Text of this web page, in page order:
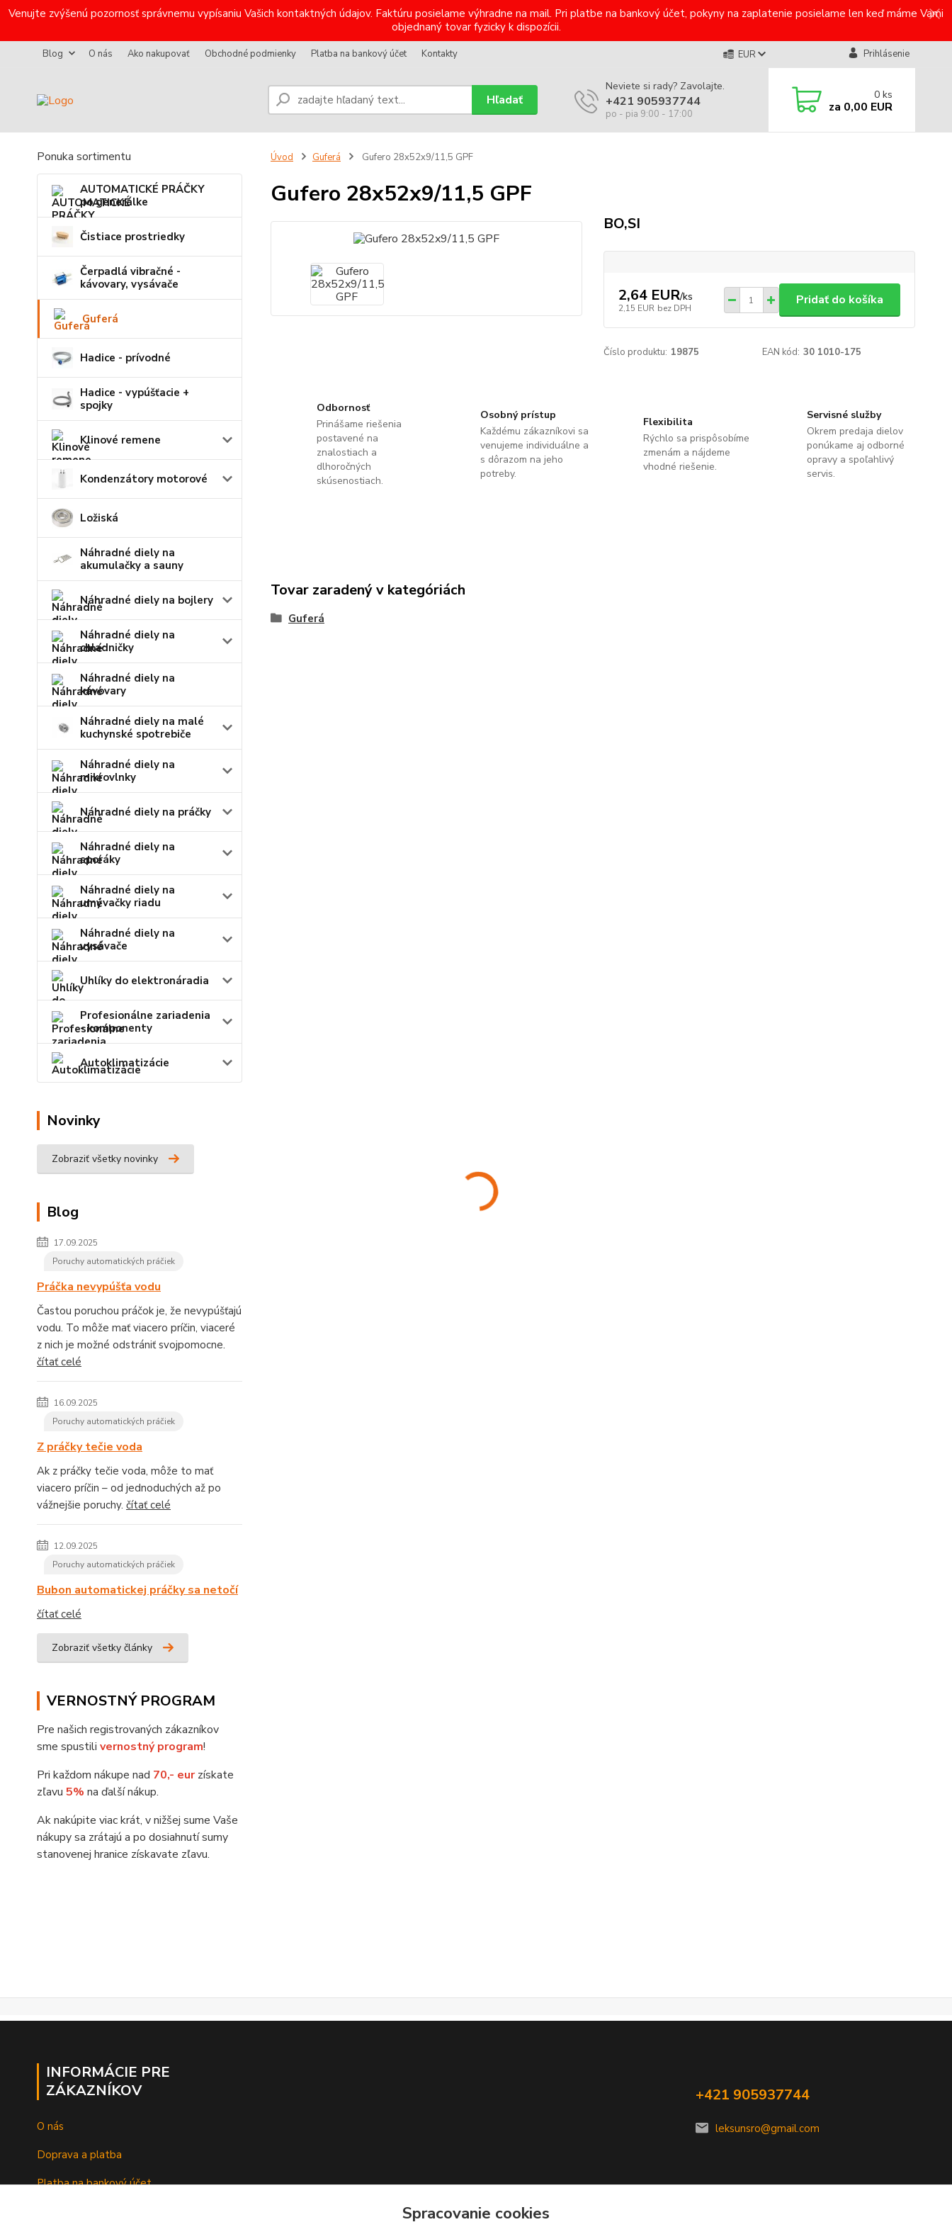
Venujte zvýšenú pozornosť správnemu vypísaniu Vašich kontaktných údajov. Faktúru posielame výhradne na mail. Pri platbe na bankový účet, pokyny na zaplatenie posielame len keď máme Vami
objednaný tovar fyzicky k dispozícii.
Blog O nás Ako nakupovať Obchodné podmienky Platba na bankový účet Kontakty EUR Prihlásenie
Hľadať
Neviete si rady? Zavolajte.
+421 905937744
po - pia 9:00 - 17:00
0 ks
za 0,00 EUR
Ponuka sortimentu
AUTOMATICKÉ PRÁČKY
po generálke
Čistiace prostriedky
Čerpadlá vibračné -
kávovary, vysávače
Guferá
Hadice - prívodné
Hadice - vypúšťacie +
spojky
Klinové remene
Kondenzátory motorové
Ložiská
Náhradné diely na
akumulačky a sauny
Náhradné diely na bojlery
Náhradné diely na
chladničky
Náhradné diely na
kávovary
Náhradné diely na malé
kuchynské spotrebiče
Náhradné diely na
mikrovlnky
Náhradné diely na práčky
Náhradné diely na
sporáky
Náhradné diely na
umývačky riadu
Náhradné diely na
vysávače
Uhlíky do elektronáradia
Profesionálne zariadenia
- komponenty
Autoklimatizácie
Novinky
Zobraziť všetky novinky
Blog
17.09.2025
Poruchy automatických práčiek
Práčka nevypúšťa vodu
Častou poruchou práčok je, že nevypúšťajú
vodu. To môže mať viacero príčin, viaceré
z nich je možné odstrániť svojpomocne.
čítať celé
16.09.2025
Poruchy automatických práčiek
Z práčky tečie voda
Ak z práčky tečie voda, môže to mať
viacero príčin – od jednoduchých až po
vážnejšie poruchy. čítať celé
12.09.2025
Poruchy automatických práčiek
Bubon automatickej práčky sa netočí
čítať celé
Zobraziť všetky články
VERNOSTNÝ PROGRAM
Pre našich registrovaných zákazníkov
sme spustili vernostný program!
Pri každom nákupe nad 70,- eurzískate
zľavu 5% na ďalší nákup.
Ak nakúpite viac krát, v nižšej sume Vaše
nákupy sa zrátajú a po dosiahnutí sumy
stanovenej hranice získavate zľavu.
Úvod Guferá Gufero 28x52x9/11,5 GPF
Gufero 28x52x9/11,5 GPF
BO,SI
2,64 EUR/ks
2,15 EUR bez DPH
Pridať do košíka
Číslo produktu: 19875 EAN kód: 30 1010-175
Odbornosť
Prinášame riešenia
postavené na
znalostiach a
dlhoročných
skúsenostiach.
Osobný prístup
Každému zákazníkovi sa
venujeme individuálne a
s dôrazom na jeho
potreby.
Flexibilita
Rýchlo sa prispôsobíme
zmenám a nájdeme
vhodné riešenie.
Servisné služby
Okrem predaja dielov
ponúkame aj odborné
opravy a spoľahlivý
servis.
Tovar zaradený v kategóriách
Guferá
INFORMÁCIE PRE
ZÁKAZNÍKOV
O nás
Doprava a platba
Platba na bankový účet
+421 905937744
leksunsro@gmail.com
Spracovanie cookies